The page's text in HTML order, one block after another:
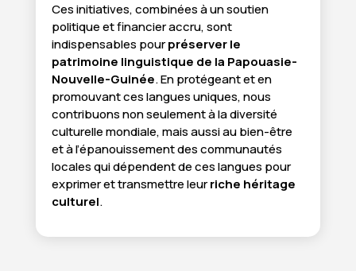
Ces initiatives, combinées à un soutien
politique et financier accru, sont
indispensables pourpréserver le
patrimoine linguistique de la Papouasie-
Nouvelle-Guinée. En protégeant et en
promouvant ces langues uniques, nous
contribuons non seulement à la diversité
culturelle mondiale, mais aussi au bien-être
et à l’épanouissement des communautés
locales qui dépendent de ces langues pour
exprimer et transmettre leurriche héritage
culturel.